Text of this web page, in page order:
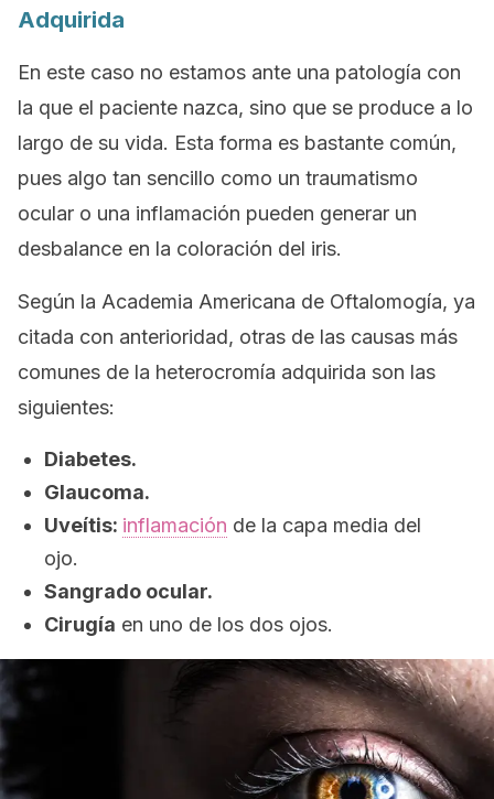
Adquirida
En este caso no estamos ante una patología con
la que el paciente nazca, sino que se produce a lo
largo de su vida. Esta forma es bastante común,
pues algo tan sencillo como un traumatismo
ocular o una inflamación pueden generar un
desbalance en la coloración del iris.
Según la Academia Americana de Oftalomogía, ya
citada con anterioridad, otras de las causas más
comunes de la heterocromía adquirida son las
siguientes:
Diabetes.
Glaucoma.
Uveítis: inflamación de la capa media del
ojo.
Sangrado ocular.
Cirugía en uno de los dos ojos.